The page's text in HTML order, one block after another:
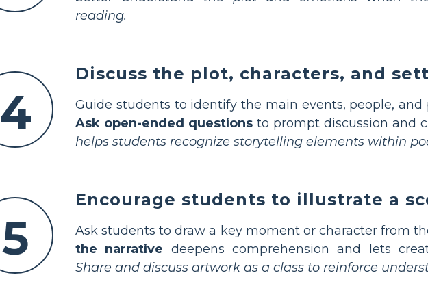
reading.
4
Discuss the plot, characters, and
Guide students to identify the main events, people, and
Ask open-ended questions to prompt discussion and
helps students recognize storytelling elements within
5
Encourage students to illustrate a
Ask students to draw a key moment or character from
the narrative deepens comprehension and lets
Share and discuss artwork as a class to reinforce